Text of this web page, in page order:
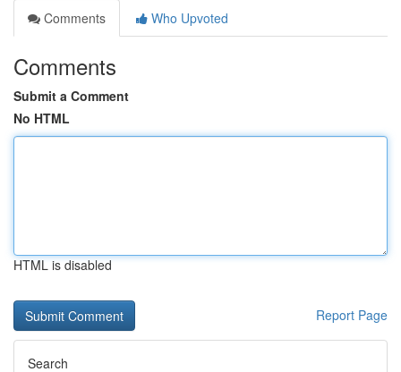
Comments
Who Upvoted
Comments
Submit a Comment
No HTML
HTML is disabled
Report Page
Search